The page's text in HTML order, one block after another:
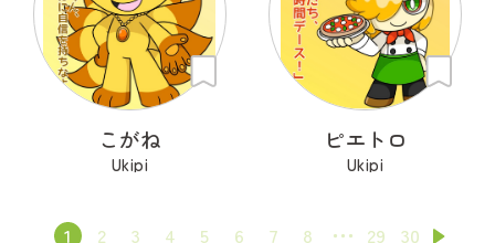
こがね
Ukipi
ピエトロ
Ukipi
1 2 3 4 5 6 7 8 29 30